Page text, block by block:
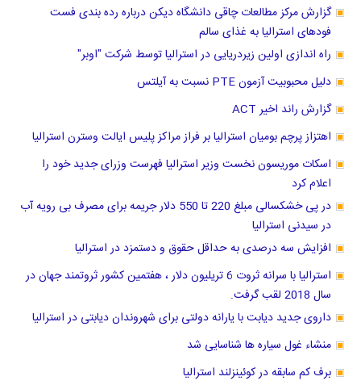
گزارش مرکز مطالعات چاقی دانشگاه دیکن درباره رده بندی فست
فودهای استرالیا به غذای سالم
راه اندازی اولین زیردریایی در استرالیا توسط شرکت "اوبر"
دلیل محبوبیت آزمون PTE نسبت به آیلتس
گزارش راند اخیر ACT
اهتزاز پرچم بومیان استرالیا بر فراز مراکز پلیس ایالت وسترن استرالیا
اسکات موریسون نخست وزیر استرالیا فهرست وزرای جدید خود را
اعلام کرد
در پی خشکسالی مبلغ 220 تا 550 دلار جریمه برای مصرف بی رویه آب
در سیدنی استرالیا
افزایش سه درصدی به حداقل حقوق و دستمزد در استرالیا
استرالیا با سرانه ثروت 6 تریلیون دلار ، هفتمین کشور ثروتمند جهان در
سال 2018 لقب گرفت.
داروی جدید دیابت با یارانه دولتی برای شهروندان دیابتی در استرالیا
منشاء غول سیاره ها شناسایی شد
برف کم سابقه در کوئینزلند استرالیا